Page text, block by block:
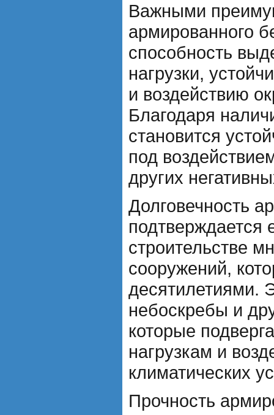
Важными
армированного
способность
нагрузки,
и воздействию
Благодаря
становится
под
других
Долговечность
подтверждается
строительстве
сооружений,
десятилетиями.
небоскребы и
которые
нагрузкам и
климатических
Прочность